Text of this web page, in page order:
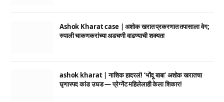
Ashok Kharat case | अशोक खरात प्रकरणात तपासाला वेग;
रुपाली चाकणकरांच्या अडचणी वाढण्याची शक्यता
ashok kharat | नाशिक हादरलं! ‘भोंदू बाबा’ अशोक खरातचा
घृणास्पद कांड उघड — प्रेग्नेंट महिलेलाही केला शिकार!